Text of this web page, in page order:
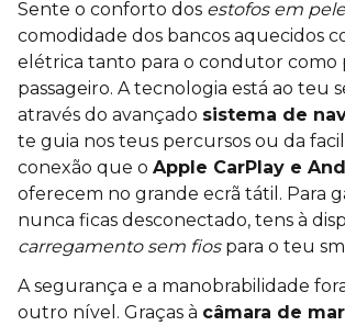
Sente o conforto dos estofos em pele
comodidade dos bancos aquecidos
elétrica tanto para o condutor como
passageiro. A tecnologia está ao teu
através do avançado sistema de
te guia nos teus percursos ou da
conexão que o Apple CarPlay e
oferecem no grande ecrã tátil. Para
nunca ficas desconectado, tens à
carregamento sem fiospara o teu
A segurança e a manobrabilidade
outro nível. Graças à câmara de